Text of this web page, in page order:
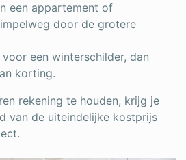
een appartement of
door de grotere
voor een winterschilder, dan
korting.
rekening te houden, krijg je
van de uiteindelijke kostprijs